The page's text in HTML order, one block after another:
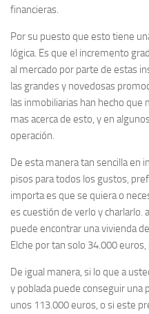
financieras.
Por su puesto que esto tiene
lógica. Es que el incremento
al mercado por parte de estas
las grandes y novedosas
las inmobiliarias han hecho
mas acerca de esto, y en
operación.
De esta manera tan sencilla en
pisos para todos los gustos,
importa es que se quiera o
es cuestión de verlo y charlarlo.
puede encontrar una vivienda
Elche por tan solo 34.000
De igual manera, si lo que a
y poblada puede conseguir una
unos 113.000 euros, o si este